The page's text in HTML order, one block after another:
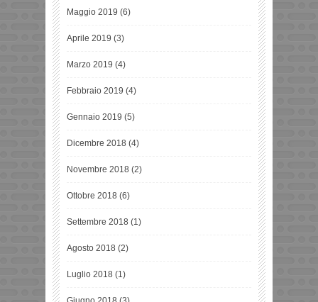
Maggio 2019 (6)
Aprile 2019 (3)
Marzo 2019 (4)
Febbraio 2019 (4)
Gennaio 2019 (5)
Dicembre 2018 (4)
Novembre 2018 (2)
Ottobre 2018 (6)
Settembre 2018 (1)
Agosto 2018 (2)
Luglio 2018 (1)